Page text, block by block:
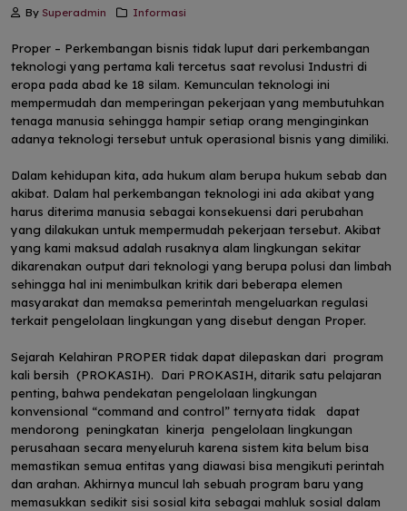
By Superadmin Informasi
Proper – Perkembangan bisnis tidak luput dari perkembangan
teknologi yang pertama kali tercetus saat revolusi Industri di
eropa pada abad ke 18 silam. Kemunculan teknologi ini
mempermudah dan memperingan pekerjaan yang membutuhkan
tenaga manusia sehingga hampir setiap orang menginginkan
adanya teknologi tersebut untuk operasional bisnis yang dimiliki.
Dalam kehidupan kita, ada hukum alam berupa hukum sebab dan
akibat. Dalam hal perkembangan teknologi ini ada akibat yang
harus diterima manusia sebagai konsekuensi dari perubahan
yang dilakukan untuk mempermudah pekerjaan tersebut. Akibat
yang kami maksud adalah rusaknya alam lingkungan sekitar
dikarenakan output dari teknologi yang berupa polusi dan limbah
sehingga hal ini menimbulkan kritik dari beberapa elemen
masyarakat dan memaksa pemerintah mengeluarkan regulasi
terkait pengelolaan lingkungan yang disebut dengan Proper.
Sejarah Kelahiran PROPER tidak dapat dilepaskan dari program
kali bersih (PROKASIH). Dari PROKASIH, ditarik satu pelajaran
penting, bahwa pendekatan pengelolaan lingkungan
konvensional “command and control” ternyata tidak dapat
mendorong peningkatan kinerja pengelolaan lingkungan
perusahaan secara menyeluruh karena sistem kita belum bisa
memastikan semua entitas yang diawasi bisa mengikuti perintah
dan arahan. Akhirnya muncul lah sebuah program baru yang
memasukkan sedikit sisi sosial kita sebagai mahluk sosial dalam